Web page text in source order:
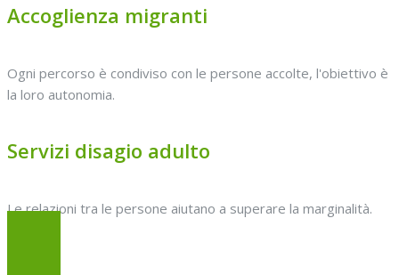
Accoglienza migranti
Ogni percorso è condiviso con le persone accolte, l'obiettivo è
la loro autonomia.
Servizi disagio adulto
Le relazioni tra le persone aiutano a superare la marginalità.